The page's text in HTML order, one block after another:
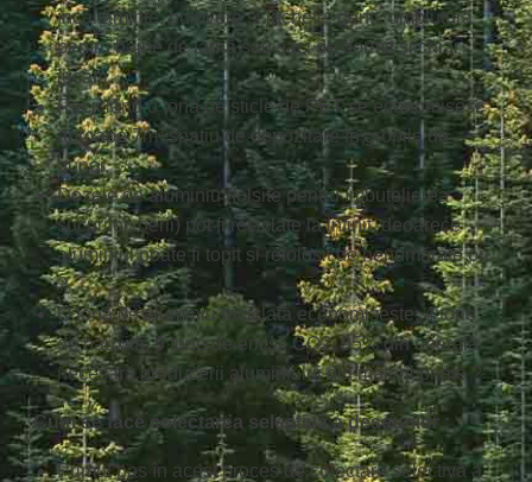
încălțăminte, pulovere și jachete, genți, umplutură
pentru haine de iarnă sau saci de dormit și chiar
jucării.
Reciclănd o tonă de sticle de PET se economisesc
aproape 7m³ spațiu de depozitare în gropile de
gunoi.
Dozele de aluminiu (folsite pentru îmbutelierea
sucurilor, berii) pot fi reciclate la infinit, deoarece
aluminiul poate fi topit și refolosit de nenumărate ori
?
O tonă de aluminiu reciclată economisește: 4 tone
de bauxită, 9 tone de emisii CO2, 95% din energia
necesară producerii aluminiului din materii prime ?
Cum se face colectarea selectivă a deșeurilor :
Primul pas în acest proces de colectare selectivă a